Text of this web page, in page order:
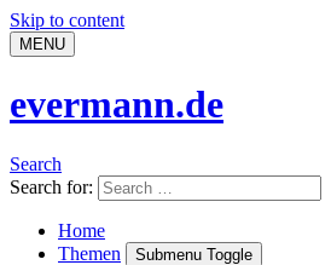
Skip to content
MENU
evermann.de
Search
Search for:
Home
Themen
Submenu Toggle